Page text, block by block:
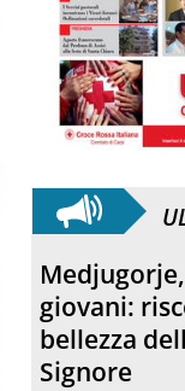
giovani:
bellezza
Signore